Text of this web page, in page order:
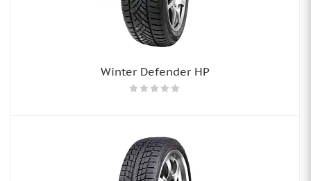
Winter Defender HP